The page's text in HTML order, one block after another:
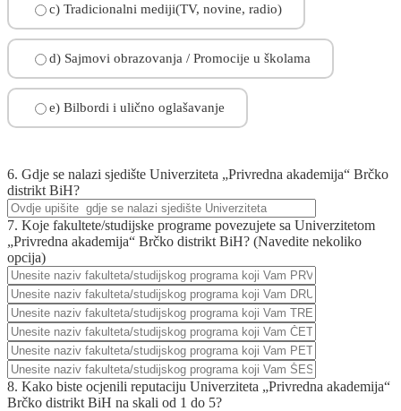
c) Tradicionalni mediji(TV, novine, radio)
d) Sajmovi obrazovanja / Promocije u školama
e) Bilbordi i ulično oglašavanje
6. Gdje se nalazi sjedište Univerziteta „Privredna akademija“ Brčko
distrikt BiH?
7. Koje fakultete/studijske programe povezujete sa Univerzitetom
„Privredna akademija“ Brčko distrikt BiH? (Navedite nekoliko
opcija)
8. Kako biste ocjenili reputaciju Univerziteta „Privredna akademija“
Brčko distrikt BiH na skali od 1 do 5?